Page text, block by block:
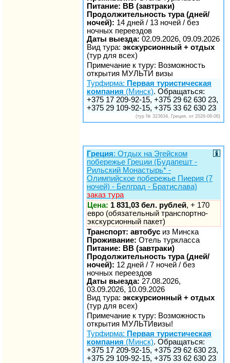
Питание: BB (завтраки)
Продолжительность тура (дней/
ночей): 14 дней / 13 ночей / без
ночных переездов
Даты выезда: 02.09.2026, 09.09.2026
Вид тура: экскурсионный + отдых
(тур для всех)
Примечание к туру: Возможность
открытия МУЛЬТИ визы
Турфирма: Первая туристическая
компания (Минск). Обращаться:
+375 17 209-92-15, +375 29 62 630 23,
+375 29 109-92-15, +375 33 62 630 23
(тур № 323634, Греция, от 2026-08-06)
Греция: Отдых на Эгейском
побережье Греции (Будапешт -
Рильский Монастырь* -
Олимпийское побережье Пиерия (7
ночей) - Белград - Братислава)
заказ тура
Цена: 1 831,03 бел. рублей, + 170
евро (обязательный транспортно-
экскурсионный пакет)
Транспорт: автобус из Минска
Проживание: Отель туркласса
Питание: BB (завтраки)
Продолжительность тура (дней/
ночей): 12 дней / 7 ночей / без
ночных переездов
Даты выезда: 27.08.2026,
03.09.2026, 10.09.2026
Вид тура: экскурсионный + отдых
(тур для всех)
Примечание к туру: Возможность
открытия МУЛЬТИвизы!
Турфирма: Первая туристическая
компания (Минск). Обращаться:
+375 17 209-92-15, +375 29 62 630 23,
+375 29 109-92-15, +375 33 62 630 23